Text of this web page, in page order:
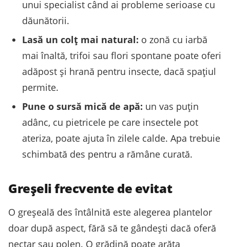
unui specialist când ai probleme serioase cu
dăunătorii.
Lasă un colț mai natural: o zonă cu iarbă
mai înaltă, trifoi sau flori spontane poate oferi
adăpost și hrană pentru insecte, dacă spațiul
permite.
Pune o sursă mică de apă: un vas puțin
adânc, cu pietricele pe care insectele pot
ateriza, poate ajuta în zilele calde. Apa trebuie
schimbată des pentru a rămâne curată.
Greșeli frecvente de evitat
O greșeală des întâlnită este alegerea plantelor
doar după aspect, fără să te gândești dacă oferă
nectar sau polen. O grădină poate arăta